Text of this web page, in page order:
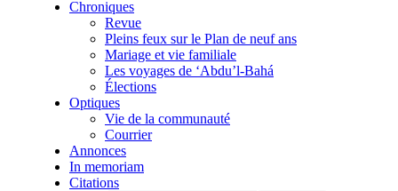
Chroniques
Revue
Pleins feux sur le Plan de neuf ans
Mariage et vie familiale
Les voyages de ‘Abdu’l-Bahá
Élections
Optiques
Vie de la communauté
Courrier
Annonces
In memoriam
Citations